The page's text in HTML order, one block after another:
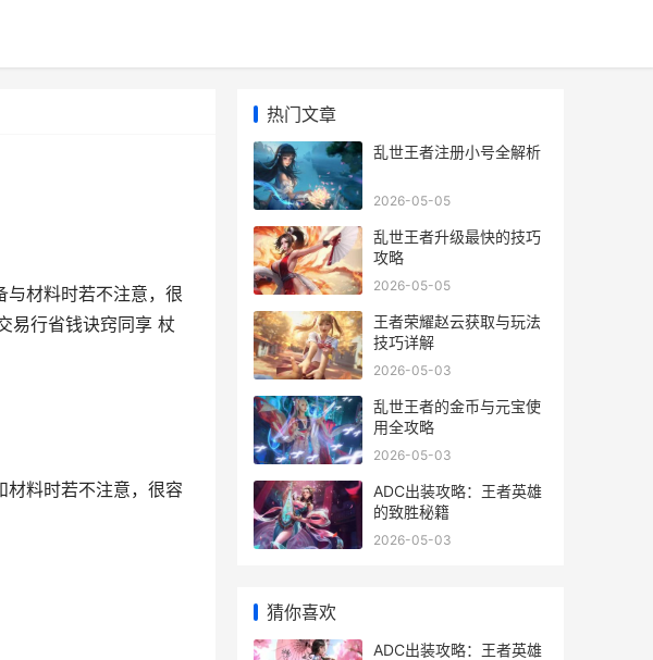
与材料时若不注意，很
易行省钱诀窍同享 杖
材料时若不注意，很容
热门文章
乱世王者注册小号全解析
2026-05-05
乱世王者升级最快的技巧
攻略
2026-05-05
王者荣耀赵云获取与玩法
技巧详解
2026-05-03
乱世王者的金币与元宝使
用全攻略
2026-05-03
ADC出装攻略：王者英雄
的致胜秘籍
2026-05-03
猜你喜欢
ADC出装攻略：王者英雄